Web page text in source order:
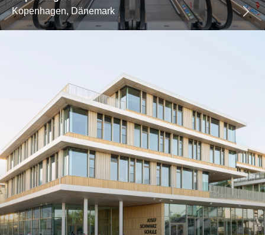
Kopenhagen, Dänemark